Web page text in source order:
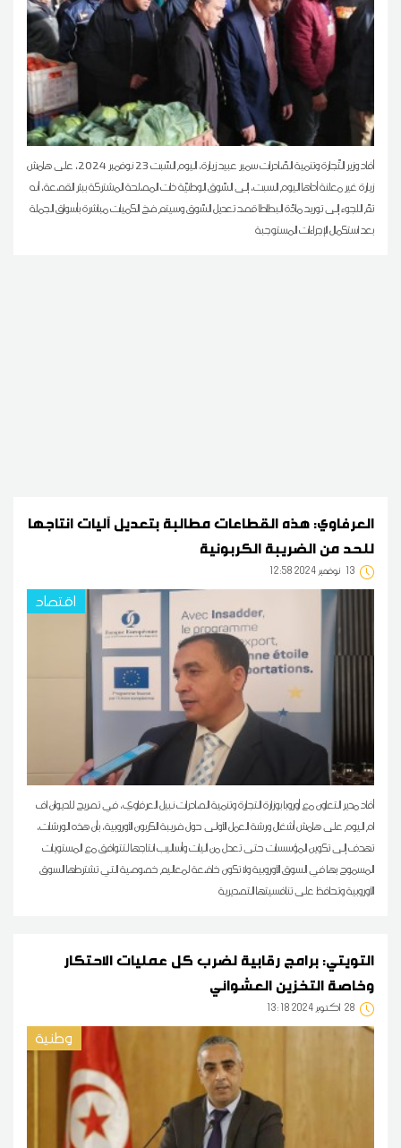
أفاد وزير التّجارة وتنمية الصّادرات سمير عبيد زيارة، اليوم السّبت 23 نوفمبر 2024، على هامش
زيارة غير معلنة أداها اليوم السبت، إلى السّوق الوطنيّة ذات المصلحة المشتركة ببئر القصعة، أنه
تمّ اللجوء إلى توريد مادّة البطاطا قصد تعديل السّوق وسيتم ضخ الكميات مباشرة بأسواق الجملة
بعد استكمال الإجراءات المستوجبة
العرفاوي: هذه القطاعات مطالبة بتعديل آليات انتاجها
للحد من الضريبة الكربونية
13 12:58 2024 نوفمبر
اقتصاد
أفاد مدير التعاون مع أوروبا بوزارة التجارة وتنمية الصادرات نبيل العرفاوي، في تصريح للديوان اف
ام اليوم على هامش أشغال ورشة العمل الأولى حول ضريبة الكربون الأوروبية، بأن هذه الورشات،
تهدف إلى تكوين المؤسسات حتى تعدل من آليات وأساليب انتاجها لتتوافق مع المستويات
المسموح بها في السوق الأوروبية ولا تكون خاضعة لمعاليم خصوصية التي تشترطها السوق
الأوروبية وتحافظ على تنافسيتها التصديرية
التويتي: برامج رقابية لضرب كل عمليات الاحتكار
وخاصة التخزين العشوائي
28 13:18 2024 أكتوبر
وطنية